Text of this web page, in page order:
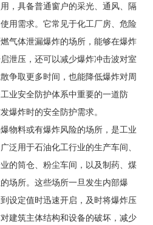
，具备普通窗户的采光、通风、隔
用需求。它常见于化工厂房、危险
气体泄漏爆炸的场所，能够在爆炸
泄压，还可以减少爆炸冲击波对室
争取更多时间，也能降低爆炸对周
业安全防护体系中重要的一道防
爆炸时的安全防护需求。
物料或有爆炸风险的场所，是工业
泛用于石油化工行业的生产车间、
的筒仓、粉尘车间，以及制药、煤
场所。这些场所一旦发生内部爆
设定值时迅速开启，及时将爆炸压
建筑主体结构和设备的破坏，减少